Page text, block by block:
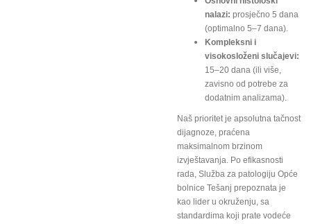
nalazi: prosječno 5 dana
(optimalno 5–7 dana).
Kompleksni i
visokosloženi slučajevi:
15–20 dana (ili više,
zavisno od potrebe za
dodatnim analizama).
Naš prioritet je apsolutna tačnost
dijagnoze, praćena
maksimalnom brzinom
izvještavanja. Po efikasnosti
rada, Služba za patologiju Opće
bolnice Tešanj prepoznata je
kao lider u okruženju, sa
standardima koji prate vodeće